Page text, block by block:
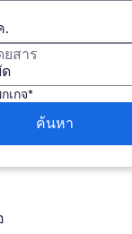
.
ยสาร
เกจ*
ค้นหา